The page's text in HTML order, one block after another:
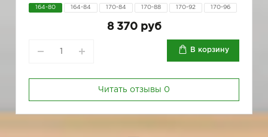
164-80 164-84 170-84 170-88 170-92 170-96
8 370 руб
В корзину
Читать отзывы 0